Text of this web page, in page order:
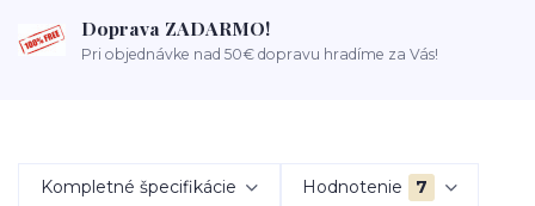
Doprava ZADARMO!
Pri objednávke nad 50€ dopravu hradíme za Vás!
Kompletné špecifikácie Hodnotenie 7